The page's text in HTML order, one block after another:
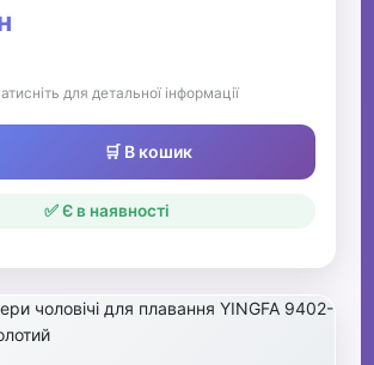
для детальної інформації
🛒 В кошик
✅ Є в наявності